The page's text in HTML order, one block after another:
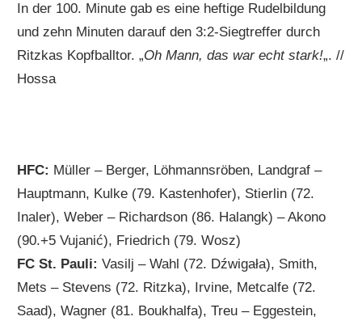
In der 100. Minute gab es eine heftige Rudelbildung
und zehn Minuten darauf den 3:2-Siegtreffer durch
Ritzkas Kopfballtor. „Oh Mann, das war echt stark!„. //
Hossa
HFC: Müller – Berger, Löhmannsröben, Landgraf –
Hauptmann, Kulke (79. Kastenhofer), Stierlin (72.
Inaler), Weber – Richardson (86. Halangk) – Akono
(90.+5 Vujanić), Friedrich (79. Wosz)
FC St. Pauli: Vasilj – Wahl (72. Dźwigała), Smith,
Mets – Stevens (72. Ritzka), Irvine, Metcalfe (72.
Saad), Wagner (81. Boukhalfa), Treu – Eggestein,